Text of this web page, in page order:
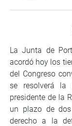
La Junta de
acordó hoy los
del Congreso
se resolverá la
presidente de la
un plazo de
derecho a la